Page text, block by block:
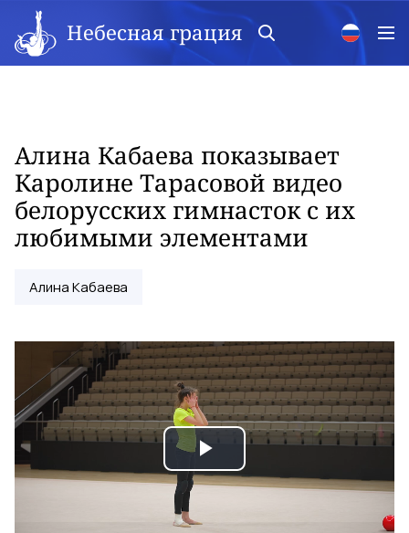
Небесная грация
Алина Кабаева показывает
Каролине Тарасовой видео
белорусских гимнасток с их
любимыми элементами
Алина Кабаева
Play